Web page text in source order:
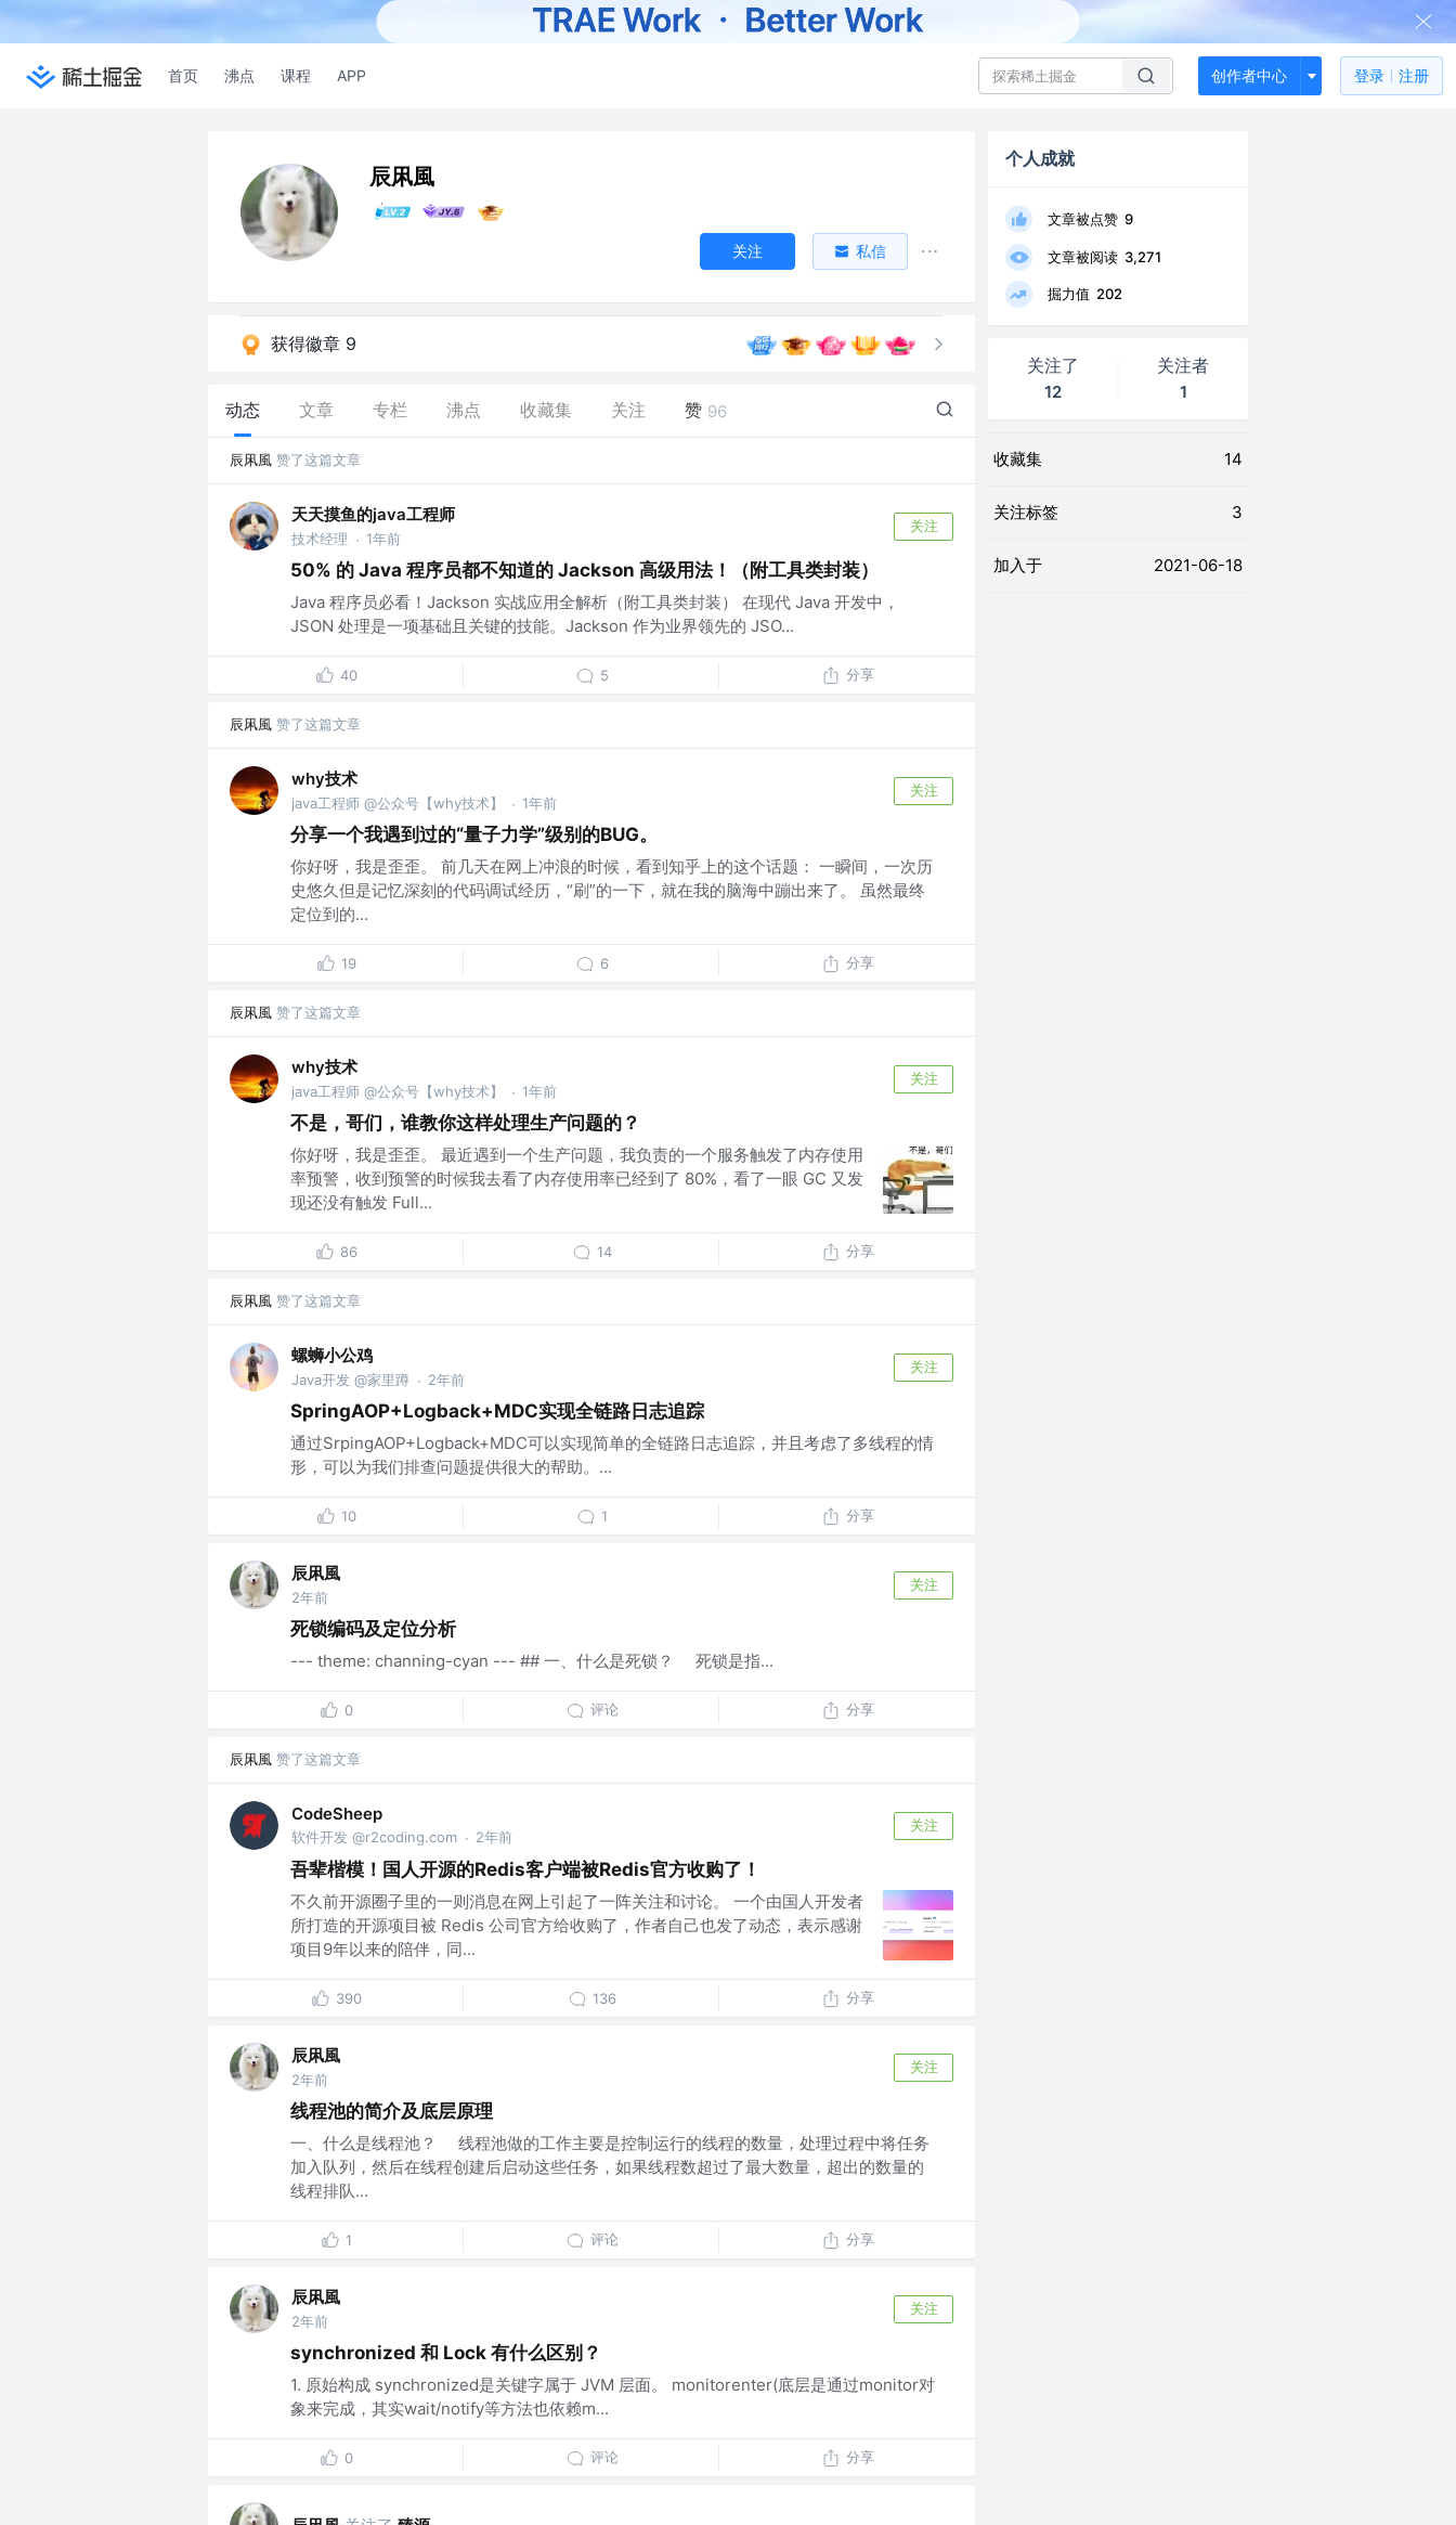
首页 沸点 课程 APP 创作者中心 登录 注册
辰凩風
关注 私信
获得徽章 9
动态 文章 专栏 沸点 收藏集 关注 赞 96
辰凩風 赞了这篇文章
天天摸鱼的java工程师
技术经理 · 1年前
关注
50% 的 Java 程序员都不知道的 Jackson 高级用法！（附工具类封装）
Java 程序员必看！Jackson 实战应用全解析（附工具类封装） 在现代 Java 开发中，
JSON 处理是一项基础且关键的技能。Jackson 作为业界领先的 JSO...
40 5 分享
辰凩風 赞了这篇文章
why技术
java工程师 @公众号【why技术】 · 1年前
关注
分享一个我遇到过的“量子力学”级别的BUG。
你好呀，我是歪歪。 前几天在网上冲浪的时候，看到知乎上的这个话题： 一瞬间，一次历
史悠久但是记忆深刻的代码调试经历，“刷”的一下，就在我的脑海中蹦出来了。 虽然最终
定位到的...
19 6 分享
辰凩風 赞了这篇文章
why技术
java工程师 @公众号【why技术】 · 1年前
关注
不是，哥们，谁教你这样处理生产问题的？
你好呀，我是歪歪。 最近遇到一个生产问题，我负责的一个服务触发了内存使用
率预警，收到预警的时候我去看了内存使用率已经到了 80%，看了一眼 GC 又发
现还没有触发 Full...
86 14 分享
辰凩風 赞了这篇文章
螺蛳小公鸡
Java开发 @家里蹲 · 2年前
关注
SpringAOP+Logback+MDC实现全链路日志追踪
通过SrpingAOP+Logback+MDC可以实现简单的全链路日志追踪，并且考虑了多线程的情
形，可以为我们排查问题提供很大的帮助。...
10 1 分享
辰凩風
2年前
关注
死锁编码及定位分析
--- theme: channing-cyan --- ## 一、什么是死锁？ 死锁是指...
0 评论 分享
辰凩風 赞了这篇文章
CodeSheep
软件开发 @r2coding.com · 2年前
关注
吾辈楷模！国人开源的Redis客户端被Redis官方收购了！
不久前开源圈子里的一则消息在网上引起了一阵关注和讨论。 一个由国人开发者
所打造的开源项目被 Redis 公司官方给收购了，作者自己也发了动态，表示感谢
项目9年以来的陪伴，同...
390 136 分享
辰凩風
2年前
关注
线程池的简介及底层原理
一、什么是线程池？ 线程池做的工作主要是控制运行的线程的数量，处理过程中将任务
加入队列，然后在线程创建后启动这些任务，如果线程数超过了最大数量，超出的数量的
线程排队...
1 评论 分享
辰凩風
2年前
关注
synchronized 和 Lock 有什么区别？
1. 原始构成 synchronized是关键字属于 JVM 层面。 monitorenter(底层是通过monitor对
象来完成，其实wait/notify等方法也依赖m...
0 评论 分享
个人成就
文章被点赞 9
文章被阅读 3,271
掘力值 202
关注了
12
关注者
1
收藏集 14
关注标签 3
加入于 2021-06-18